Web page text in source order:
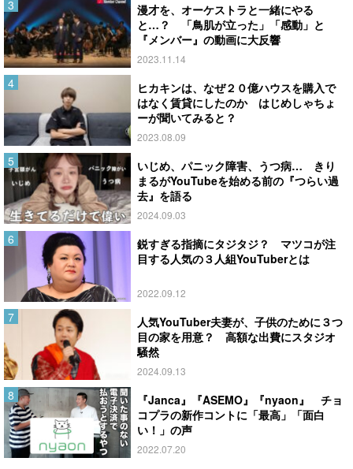
漫才を、オーケストラと一緒にやる
と…？ 「鳥肌が立った」「感動」と
『メンバー』の動画に大反響
2023.11.14
ヒカキンは、なぜ２０億ハウスを購入で
はなく賃貸にしたのか はじめしゃちょ
ーが聞いてみると？
2023.08.09
いじめ、パニック障害、うつ病… きり
まるがYouTubeを始める前の『つらい過
去』を語る
2024.09.03
鋭すぎる指摘にタジタジ？ マツコが注
目する人気の３人組YouTuberとは
2022.09.12
人気YouTuber夫妻が、子供のために３つ
目の家を用意？ 高額な出費にスタジオ
騒然
2024.09.13
『Janca』『ASEMO』『nyaon』 チョ
コプラの新作コントに「最高」「面白
い！」の声
2022.07.20